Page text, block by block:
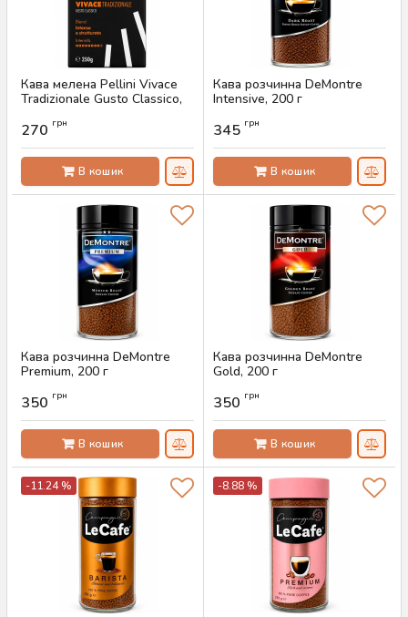
Кава мелена Pellini Vivace
Tradizionale Gusto Classico,
Артикул:
270 грн
В кошик
Кава розчинна DeMontre
Intensive, 200 г
345 грн
В кошик
Кава розчинна DeMontre
Premium, 200 г
350 грн
В кошик
Кава розчинна DeMontre
Gold, 200 г
350 грн
В кошик
-11.24 % -8.88 %